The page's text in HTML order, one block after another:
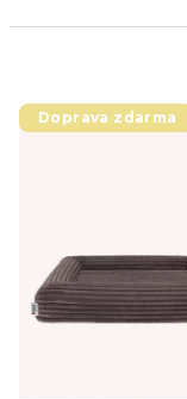
V
ý
Doprava zdarma